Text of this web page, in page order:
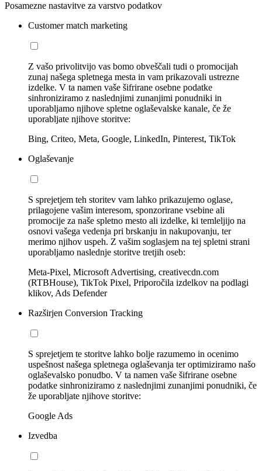
Posamezne nastavitve za varstvo podatkov
Customer match marketing
Z vašo privolitvijo vas bomo obveščali tudi o promocijah
zunaj našega spletnega mesta in vam prikazovali ustrezne
izdelke. V ta namen vaše šifrirane osebne podatke
sinhroniziramo z naslednjimi zunanjimi ponudniki in
uporabljamo njihove spletne oglaševalske kanale, če že
uporabljate njihove storitve:
Bing, Criteo, Meta, Google, LinkedIn, Pinterest, TikTok
Oglaševanje
S sprejetjem teh storitev vam lahko prikazujemo oglase,
prilagojene vašim interesom, sponzorirane vsebine ali
promocije za naše spletno mesto ali izdelke, ki temleljijo na
osnovi vašega vedenja pri brskanju in nakupovanju, ter
merimo njihov uspeh. Z vašim soglasjem na tej spletni strani
uporabljamo naslednje storitve tretjih oseb:
Meta-Pixel, Microsoft Advertising, creativecdn.com
(RTBHouse), TikTok Pixel, Priporočila izdelkov na podlagi
klikov, Ads Defender
Razširjen Conversion Tracking
S sprejetjem te storitve lahko bolje razumemo in ocenimo
uspešnost našega spletnega oglaševanja ter optimiziramo našo
oglaševalsko ponudbo. V ta namen vaše šifrirane osebne
podatke sinhroniziramo z naslednjimi zunanjimi ponudniki, če
že uporabljate njihove storitve:
Google Ads
Izvedba